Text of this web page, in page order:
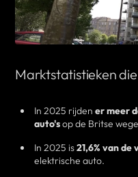
Marktstatistieken
In 2025 rijden er meer
auto'sop de Britse
In 2025 is21,6% van
elektrische auto.